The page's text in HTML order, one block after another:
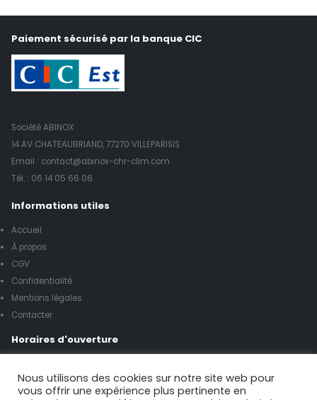
Paiement sécurisé par la banque CIC
Société ABINOX
14 AV CHATEAUBRIAND, 77270 VILLEPARISIS
Email : contact@abinox-chr-clim.com
Tél. : 06 14 05 66 06
Informations utiles
Accueil
À propos
CGV
Confidentialité
Mentions légales
Contacter
Horaires d'ouverture
Nous utilisons des cookies sur notre site web pour
vous offrir une expérience plus pertinente en